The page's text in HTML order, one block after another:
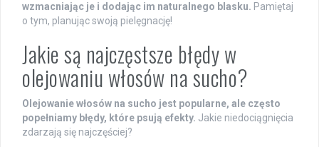
wzmacniając je i dodając im naturalnego blasku. Pamiętaj
o tym, planując swoją pielęgnację!
Jakie są najczęstsze błędy w
olejowaniu włosów na sucho?
Olejowanie włosów na sucho jest popularne, ale często
popełniamy błędy, które psują efekty. Jakie niedociągnięcia
zdarzają się najczęściej?